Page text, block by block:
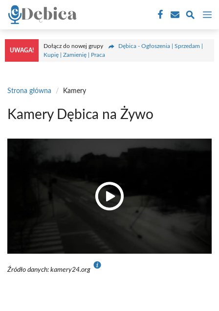
Przejdź
treści
UWAGA!
Dołącz do nowej grupy
Dębica - Ogłoszenia | Sprzedam |
Kupię | Zamienię | Praca
Strona główna / Kamery
Kamery Dębica na Żywo
Źródło danych: kamery24.org